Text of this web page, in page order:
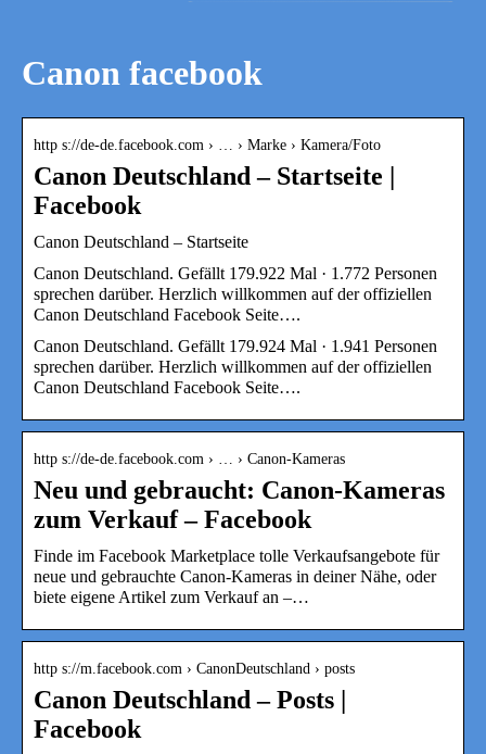
Canon facebook
http s://de-de.facebook.com › … › Marke › Kamera/Foto
Canon Deutschland – Startseite |
Facebook
Canon Deutschland – Startseite
Canon Deutschland. Gefällt 179.922 Mal · 1.772 Personen
sprechen darüber. Herzlich willkommen auf der offiziellen
Canon Deutschland Facebook Seite….
Canon Deutschland. Gefällt 179.924 Mal · 1.941 Personen
sprechen darüber. Herzlich willkommen auf der offiziellen
Canon Deutschland Facebook Seite….
http s://de-de.facebook.com › … › Canon-Kameras
Neu und gebraucht: Canon-Kameras
zum Verkauf – Facebook
Finde im Facebook Marketplace tolle Verkaufsangebote für
neue und gebrauchte Canon-Kameras in deiner Nähe, oder
biete eigene Artikel zum Verkauf an –…
http s://m.facebook.com › CanonDeutschland › posts
Canon Deutschland – Posts |
Facebook